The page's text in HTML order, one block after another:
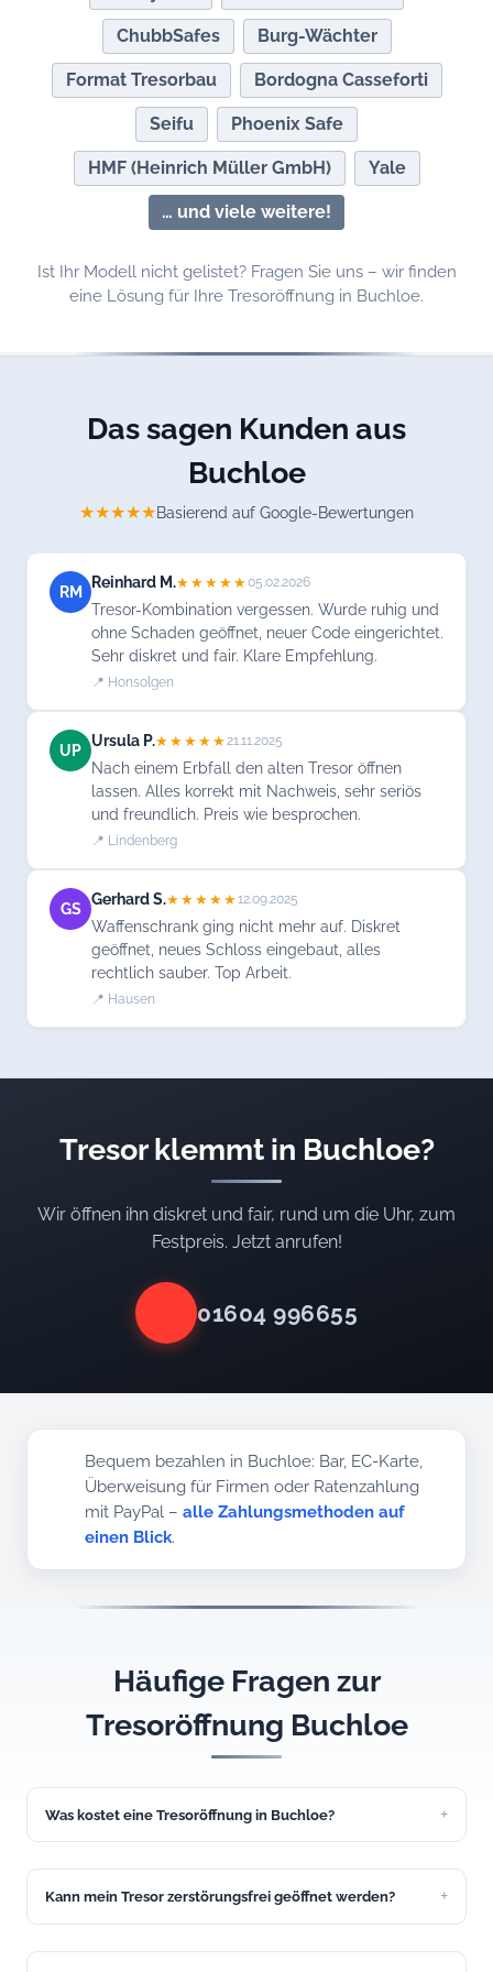
ChubbSafes Burg-Wächter
Format Tresorbau Bordogna Casseforti
Seifu Phoenix Safe
HMF (Heinrich Müller GmbH) Yale
… und viele weitere!
Ist Ihr Modell nicht gelistet? Fragen Sie uns – wir finden
eine Lösung für Ihre Tresoröffnung in Buchloe.
Das sagen Kunden aus
Buchloe
★★★★★Basierend auf Google-Bewertungen
RM
Reinhard M.★★★★★05.02.2026
Tresor-Kombination vergessen. Wurde ruhig und
ohne Schaden geöffnet, neuer Code eingerichtet.
Sehr diskret und fair. Klare Empfehlung.
📍 Honsolgen
UP
Ursula P.★★★★★21.11.2025
Nach einem Erbfall den alten Tresor öffnen
lassen. Alles korrekt mit Nachweis, sehr seriös
und freundlich. Preis wie besprochen.
📍 Lindenberg
GS
Gerhard S.★★★★★12.09.2025
Waffenschrank ging nicht mehr auf. Diskret
geöffnet, neues Schloss eingebaut, alles
rechtlich sauber. Top Arbeit.
📍 Hausen
Tresor klemmt in Buchloe?
Wir öffnen ihn diskret und fair, rund um die Uhr, zum
Festpreis. Jetzt anrufen!
01604 996655
Bequem bezahlen in Buchloe: Bar, EC-Karte,
Überweisung für Firmen oder Ratenzahlung
mit PayPal –alle Zahlungsmethoden auf
einen Blick.
Häufige Fragen zur
Tresoröffnung Buchloe
Was kostet eine Tresoröffnung in Buchloe?
ab 149 Euro. Der genaue Preis hängt von Tresortyp und
Aufwand ab und wird Ihnen vorab am Telefon genannt.
Kann mein Tresor zerstörungsfrei geöffnet werden?
und Dekodierung. Nur wenn es nicht anders geht, kommt